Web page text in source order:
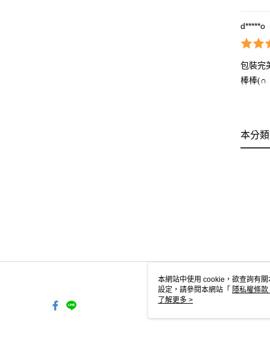
d*****o
包裝
棒棒
本分
本網站中使用 cookie，欲查詢有
設定，請參閱本網站「 隱私權條款
使用 cookie。
了解更多 >